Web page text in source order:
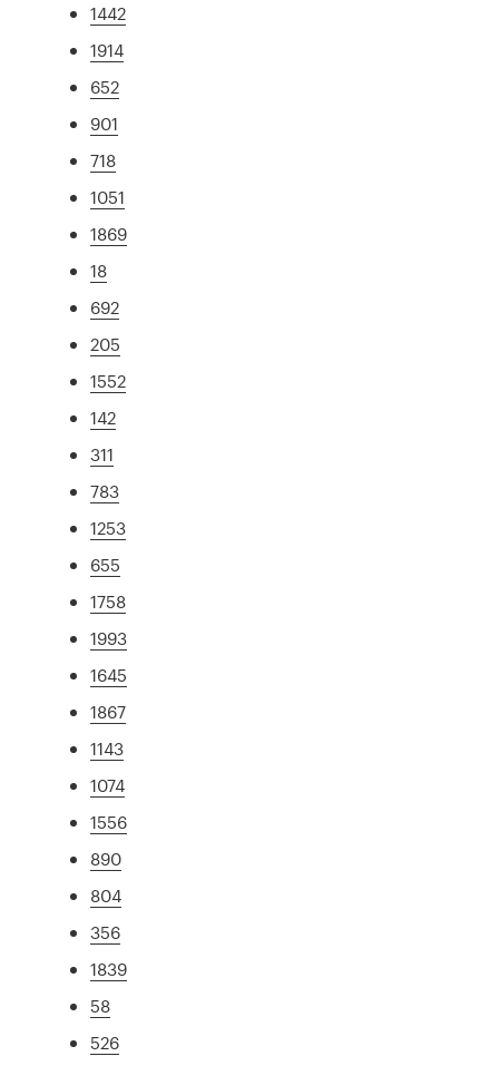
1442
1914
652
901
718
1051
1869
18
692
205
1552
142
311
783
1253
655
1758
1993
1645
1867
1143
1074
1556
890
804
356
1839
58
526